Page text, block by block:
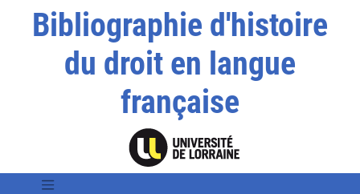
Bibliographie d'histoire
du droit en langue
française